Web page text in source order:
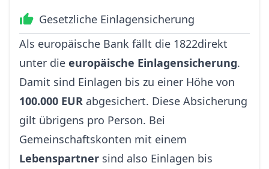
Gesetzliche Einlagensicherung
Als europäische Bank fällt die 1822direkt
unter die europäische Einlagensicherung.
Damit sind Einlagen bis zu einer Höhe von
100.000 EUR abgesichert. Diese Absicherung
gilt übrigens pro Person. Bei
Gemeinschaftskonten mit einem
Lebenspartner sind also Einlagen bis